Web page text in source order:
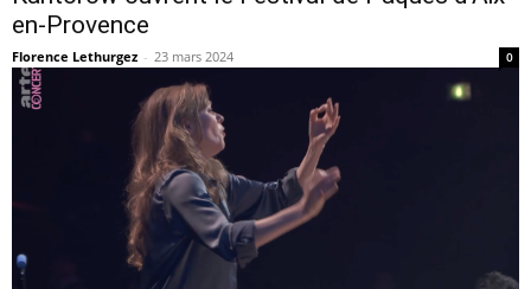
en-Provence
Florence Lethurgez - 23 mars 2024 0